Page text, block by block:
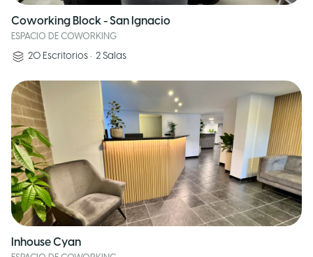
Coworking Block - San Ignacio
ESPACIO DE COWORKING
20 Escritorios • 2 Salas
Inhouse Cyan